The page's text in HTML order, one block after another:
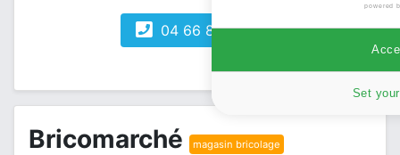
04 66 89 44 98
Bricomarché magasin bricolage
powered
Set